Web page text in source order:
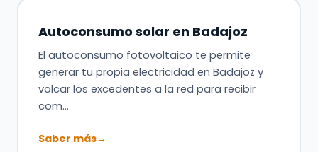
Autoconsumo solar en Badajoz
El autoconsumo fotovoltaico te permite
generar tu propia electricidad en Badajoz y
volcar los excedentes a la red para recibir
com…
Saber más→